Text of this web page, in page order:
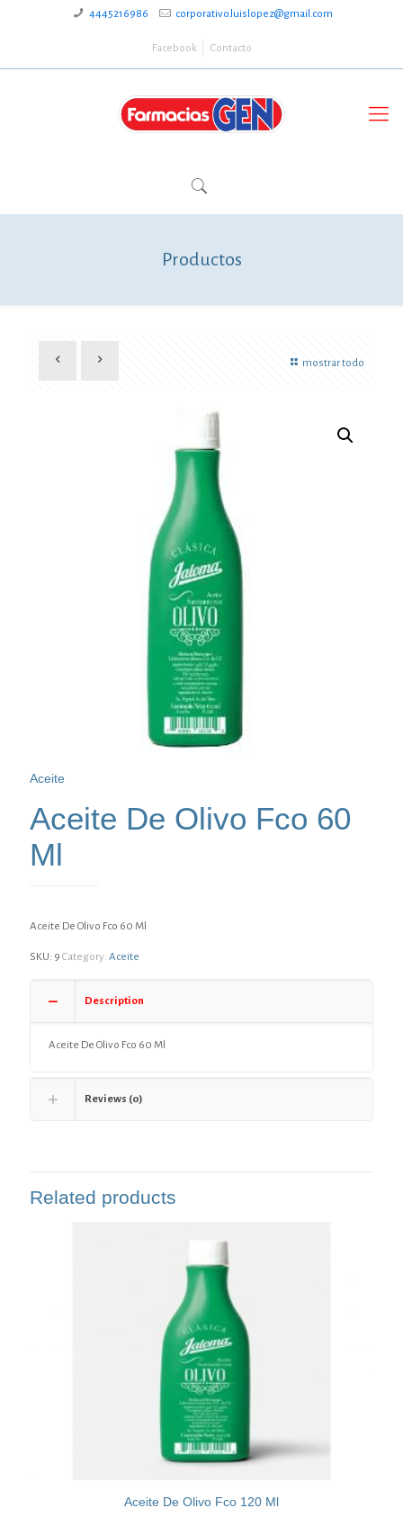
4445216986 corporativo.luislopez@gmail.com
Facebook Contacto
Productos
mostrar todo
Aceite
Aceite De Olivo Fco 60
Ml
Aceite De Olivo Fco 60 Ml
SKU: 9 Category: Aceite
Description
Aceite De Olivo Fco 60 Ml
Reviews (0)
Related products
Aceite De Olivo Fco 120 Ml